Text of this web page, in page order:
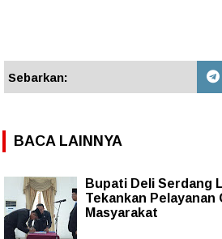
Sebarkan:
BACA LAINNYA
Bupati Deli Serdang
Tekankan
Masyarakat